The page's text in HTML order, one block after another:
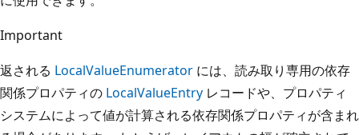
Important
返される LocalValueEnumerator には、読み取り専用の依存
関係プロパティの LocalValueEntry レコードや、プロパティ
システムによって値が計算される依存関係プロパティが含まれ